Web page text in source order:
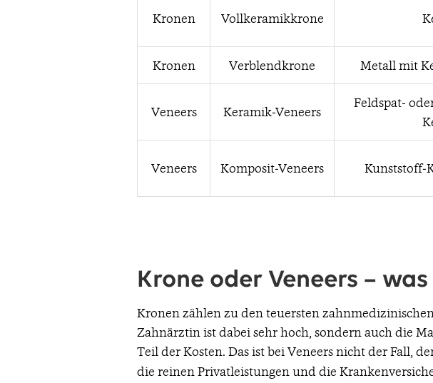
Kronen Vollkeramikkrone
Kronen Verblendkrone Metall mit
Veneers Keramik-Veneers
Feldspat-
Veneers Komposit-Veneers Kunststoff-
Krone oder Veneers –
Kronen zählen zu den teuersten
Zahnärztin ist dabei sehr hoch, sondern auch die
Teil der Kosten. Das ist bei Veneers nicht der Fall,
die reinen Privatleistungen und die